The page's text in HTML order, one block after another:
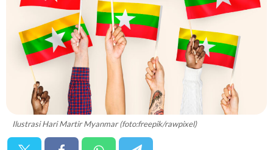
Ilustrasi Hari Martir Myanmar (foto:freepik/rawpixel)